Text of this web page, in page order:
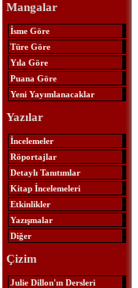
Mangalar
İsme Göre
Türe Göre
Yıla Göre
Puana Göre
Yeni Yayımlanacaklar
Yazılar
İncelemeler
Röportajlar
Detaylı Tanıtımlar
Kitap İncelemeleri
Etkinlikler
Yazışmalar
Diğer
Çizim
Julie Dillon'ın Dersleri